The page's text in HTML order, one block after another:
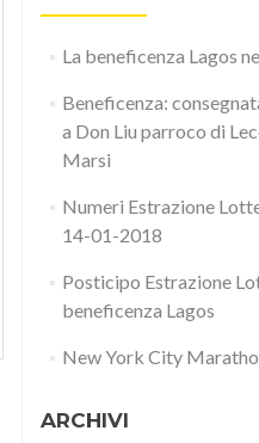
La beneficenza Lagos
Beneficenza:
a Don Liu parroco di
Marsi
Numeri Estrazione
14-01-2018
Posticipo Estrazione
beneficenza Lagos
New York City
ARCHIVI